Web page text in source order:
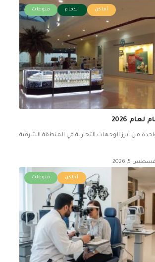
أماكن الدمام منوعات
2026
من أبرز الوجهات التجارية في المنطقة الشرقية
5, 2026
أماكن منوعات